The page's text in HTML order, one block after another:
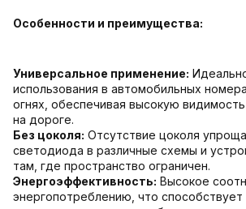
Особенности и преимущества:
Универсальное применение:
использования в автомобильных
огнях, обеспечивая высокую
на дороге.
Без цоколя: Отсутствие цоколя
светодиода в различные схемы и
там, где пространство ограничен.
Энергоэффективность: Высокое
энергопотреблению, что способствует